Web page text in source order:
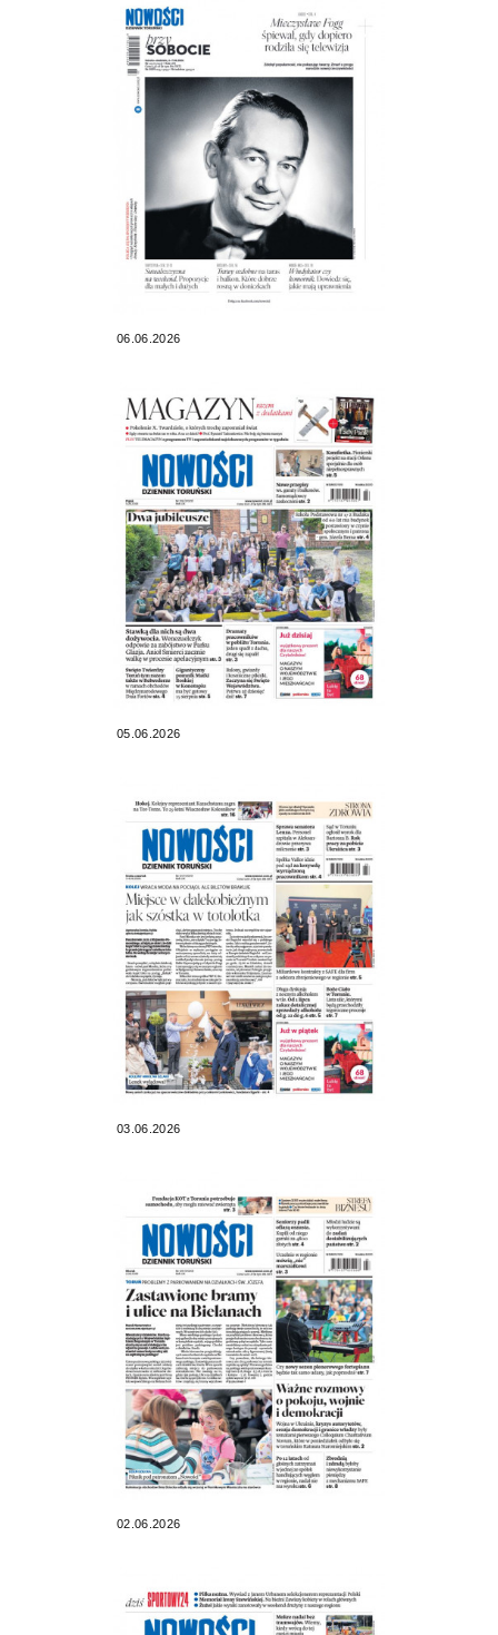
06.06.2026
05.06.2026
03.06.2026
02.06.2026